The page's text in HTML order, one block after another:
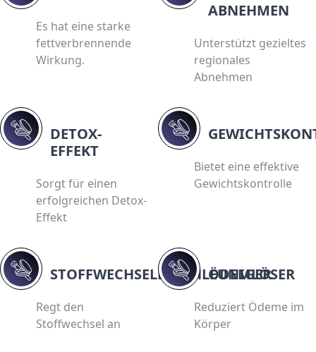
Es hat eine starke
fettverbrennende
Wirkung.
ABNEHMEN
Unterstützt gezieltes
regionales
Abnehmen
DETOX-
EFFEKT
Sorgt für einen
erfolgreichen Detox-
Effekt
Bietet eine effektive
Gewichtskontrolle
STOFFWECHSELBESCHLEUNIGER
Regt den
Stoffwechsel an
ÖDEMLÖSER
Reduziert Ödeme im
Körper